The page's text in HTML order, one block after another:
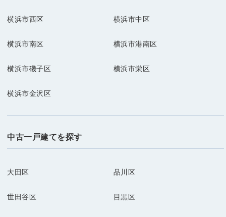
横浜市西区 横浜市中区
横浜市南区 横浜市港南区
横浜市磯子区 横浜市栄区
横浜市金沢区
中古一戸建てを探す
大田区 品川区
世田谷区 目黒区